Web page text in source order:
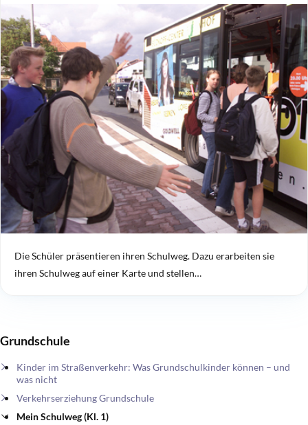
Grundschule
Kinder im Straßenverkehr: Was Grundschulkinder können – und
was nicht
Verkehrserziehung Grundschule
Mein Schulweg (Kl. 1)
Die Schüler präsentieren ihren Schulweg. Dazu erarbeiten sie
ihren Schulweg auf einer Karte und stellen…